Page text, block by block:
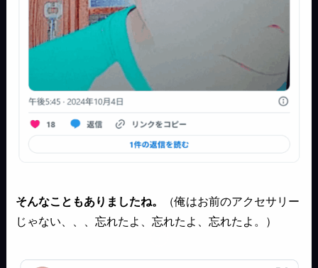
そんなこともありましたね。
（俺はお前のアクセサリー
じゃない、、、忘れたよ、忘れたよ、忘れたよ。）